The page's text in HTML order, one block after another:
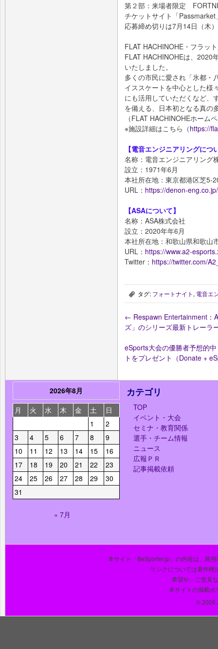
第２部：来場者限定
チケットサイト「
応募締め切りは7月14日（木
FLAT HACHINOHE・フラッ
FLAT HACHINOHEは、2020
いたしました。
多くの市⺠に愛され「氷都・
イススケートを中⼼とした様
にも活⽤していただくなど、
を備える、⽇本初となる真の
（FLAT HACHINOHEホーム
※施設詳細はこちら（https://
【電音エンジニアリングにつ
名称：電音エンジニアリング
設立：1971年6月
本社所在地：東京都港区芝5-
URL： https://denon-eng.co.jp/
【ASAについて】
名称：ASA株式会社
設立：2020年年6月
本社所在地：和歌山県和歌山
URL： https://www.a2-
Twitter： https://twitter.com/
, タグ: フォートナイト , 電音エ
← Respawn Entertainment：
ズ」のシリーズ最新トレーラ
eSports大会の優勝者予想的
トをプレゼント（Donate +
2026年8月
月
火 水 木 金 土
日
1
2
3
4 5 6 7 8
9
10
11 12 13 14 15
16
17
18 19 20 21 22
23
24
25 26 27 28 29
30
31
« 7月
カテゴリ
TOP
イベント・大会
セミナ・教育関係
選手・チーム情報
ニュース
広報ＰＲ
記事掲載依頼
本サイト「BeSporter.jp」の内容は、商
リンクについては著作権
希望や、ご意見
本サイトの掲載ポ
© 2026